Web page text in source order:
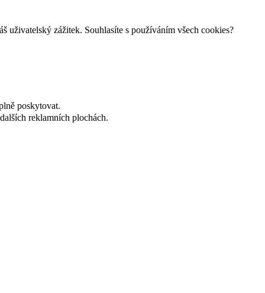
uživatelský zážitek. Souhlasíte s používáním všech cookies?
poskytovat.
reklamních plochách.